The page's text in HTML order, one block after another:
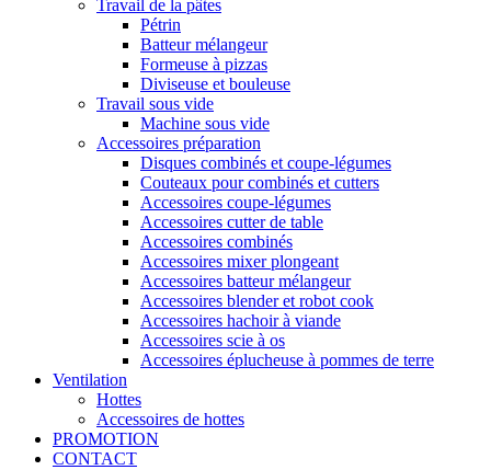
Travail de la pâtes
Pétrin
Batteur mélangeur
Formeuse à pizzas
Diviseuse et bouleuse
Travail sous vide
Machine sous vide
Accessoires préparation
Disques combinés et coupe-légumes
Couteaux pour combinés et cutters
Accessoires coupe-légumes
Accessoires cutter de table
Accessoires combinés
Accessoires mixer plongeant
Accessoires batteur mélangeur
Accessoires blender et robot cook
Accessoires hachoir à viande
Accessoires scie à os
Accessoires éplucheuse à pommes de terre
Ventilation
Hottes
Accessoires de hottes
PROMOTION
CONTACT